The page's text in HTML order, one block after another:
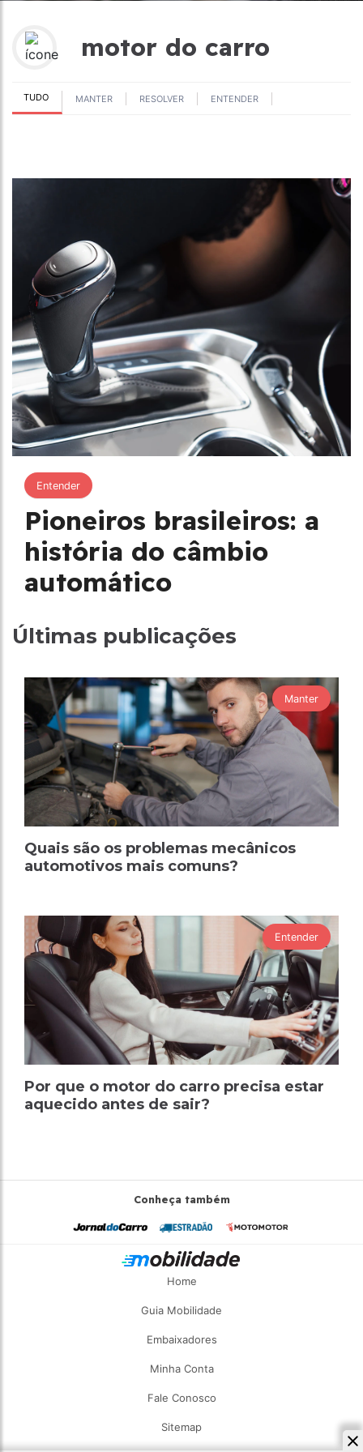
motor do carro
TUDO MANTER RESOLVER ENTENDER
Entender
Pioneiros brasileiros: a
história do câmbio
automático
Últimas publicações
Manter
Quais são os problemas mecânicos
automotivos mais comuns?
Entender
Por que o motor do carro precisa estar
aquecido antes de sair?
Conheça também
Home
Guia Mobilidade
Embaixadores
Minha Conta
Fale Conosco
Sitemap